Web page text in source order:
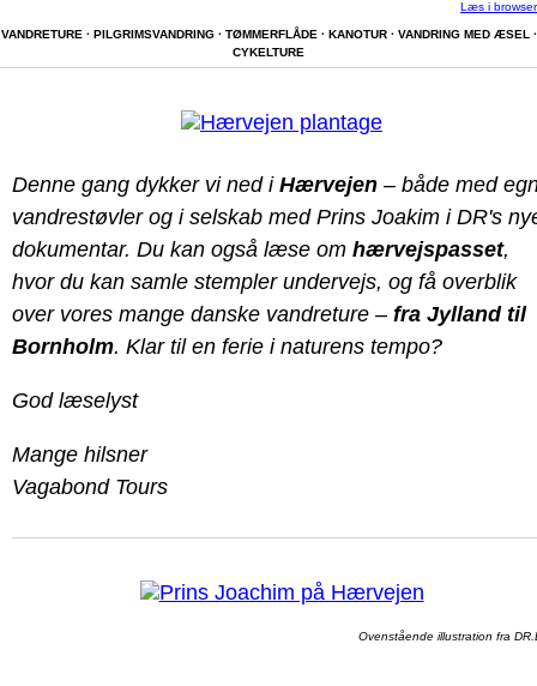
Læs i browser
VANDRETURE · PILGRIMSVANDRING · TØMMERFLÅDE · KANOTUR · VANDRING MED ÆSEL ·
CYKELTURE
Denne gang dykker vi ned i Hærvejen – både med
vandrestøvler og i selskab med Prins Joakim i DR's
dokumentar. Du kan også læse om hærvejspasset,
hvor du kan samle stempler undervejs, og få overblik
over vores mange danske vandreture – fra Jylland til
Bornholm. Klar til en ferie i naturens tempo?
God læselyst
Mange hilsner
Vagabond Tours
Ovenstående illustration fra